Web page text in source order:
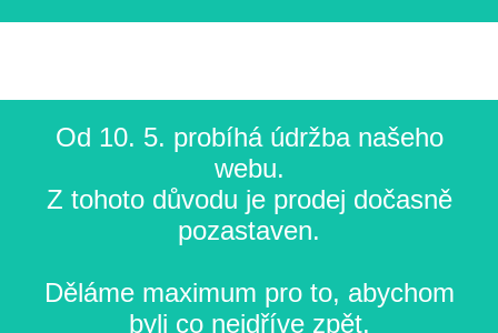
Od 10. 5. probíhá údržba našeho
webu.
Z tohoto důvodu je prodej dočasně
pozastaven.
Děláme maximum pro to, abychom
byli co nejdříve zpět.